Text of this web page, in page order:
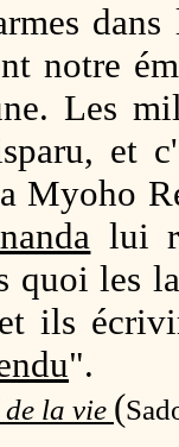
notre
Les
et
Myoho
lui
quoi les
ils
".
la vie (